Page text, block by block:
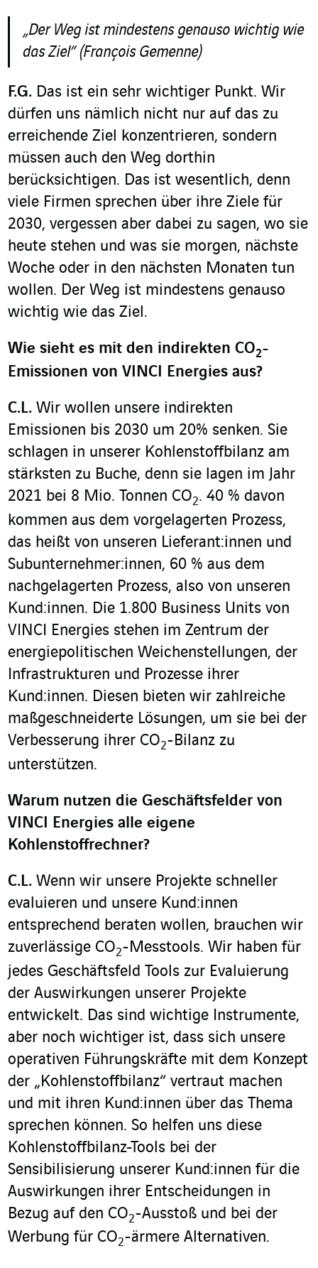
„Der Weg ist mindestens genauso wichtig wie
das Ziel” (François Gemenne)
F.G. Das ist ein sehr wichtiger Punkt. Wir
dürfen uns nämlich nicht nur auf das zu
erreichende Ziel konzentrieren, sondern
müssen auch den Weg dorthin
berücksichtigen. Das ist wesentlich, denn
viele Firmen sprechen über ihre Ziele für
2030, vergessen aber dabei zu sagen, wo sie
heute stehen und was sie morgen, nächste
Woche oder in den nächsten Monaten tun
wollen. Der Weg ist mindestens genauso
wichtig wie das Ziel.
Wie sieht es mit den indirekten CO2-
Emissionen von VINCI Energies aus?
C.L. Wir wollen unsere indirekten
Emissionen bis 2030 um 20% senken. Sie
schlagen in unserer Kohlenstoffbilanz am
stärksten zu Buche, denn sie lagen im Jahr
2021 bei 8 Mio. Tonnen CO2. 40 % davon
kommen aus dem vorgelagerten Prozess,
das heißt von unseren Lieferant:innen und
Subunternehmer:innen, 60 % aus dem
nachgelagerten Prozess, also von unseren
Kund:innen. Die 1.800 Business Units von
VINCI Energies stehen im Zentrum der
energiepolitischen Weichenstellungen, der
Infrastrukturen und Prozesse ihrer
Kund:innen. Diesen bieten wir zahlreiche
maßgeschneiderte Lösungen, um sie bei der
Verbesserung ihrer CO2-Bilanz zu
unterstützen.
Warum nutzen die Geschäftsfelder von
VINCI Energies alle eigene
Kohlenstoffrechner?
C.L. Wenn wir unsere Projekte schneller
evaluieren und unsere Kund:innen
entsprechend beraten wollen, brauchen wir
zuverlässige CO2-Messtools. Wir haben für
jedes Geschäftsfeld Tools zur Evaluierung
der Auswirkungen unserer Projekte
entwickelt. Das sind wichtige Instrumente,
aber noch wichtiger ist, dass sich unsere
operativen Führungskräfte mit dem Konzept
der „Kohlenstoffbilanz“ vertraut machen
und mit ihren Kund:innen über das Thema
sprechen können. So helfen uns diese
Kohlenstoffbilanz-Tools bei der
Sensibilisierung unserer Kund:innen für die
Auswirkungen ihrer Entscheidungen in
Bezug auf den CO2-Ausstoß und bei der
Werbung für CO2-ärmere Alternativen.